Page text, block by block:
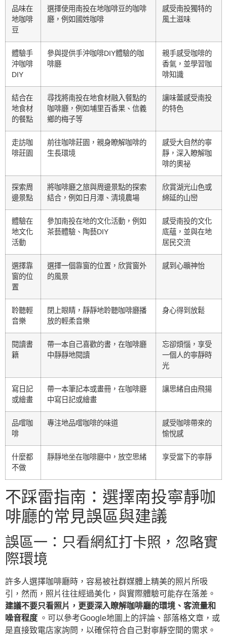
品味在
地咖啡
豆
選擇使用南投在地咖啡豆的咖啡
廳，例如國姓咖啡
感受南投獨特的
風土滋味
體驗手
沖咖啡
DIY
參與提供手沖咖啡DIY體驗的咖
啡廳
親手感受咖啡的
香氣，並學習咖
啡知識
結合在
地食材
的餐點
尋找將南投在地食材融入餐點的
咖啡廳，例如埔里百香果、信義
鄉的梅子等
讓味蕾感受南投
的特色
走訪咖
啡莊園
前往咖啡莊園，親身瞭解咖啡的
生長環境
感受大自然的寧
靜，深入瞭解咖
啡的奧祕
探索周
邊景點
將咖啡廳之旅與周邊景點的探索
結合，例如日月潭、清境農場
欣賞湖光山色或
綿延的山巒
體驗在
地文化
活動
參加南投在地的文化活動，例如
茶藝體驗、陶藝DIY
感受南投的文化
底蘊，並與在地
居民交流
選擇靠
窗的位
置
選擇一個靠窗的位置，欣賞窗外
的風景
感到心曠神怡
聆聽輕
音樂
閉上眼睛，靜靜地聆聽咖啡廳播
放的輕柔音樂
身心得到放鬆
閱讀書
籍
帶一本自己喜歡的書，在咖啡廳
中靜靜地閱讀
忘卻煩惱，享受
一個人的寧靜時
光
寫日記
或繪畫
帶一本筆記本或畫冊，在咖啡廳
中寫日記或繪畫
讓思緒自由飛揚
品嚐咖
啡
專注地品嚐咖啡的味道
感受咖啡帶來的
愉悅感
什麼都
不做
靜靜地坐在咖啡廳中，放空思緒 享受當下的寧靜
不踩雷指南：選擇南投寧靜咖
啡廳的常見誤區與建議
誤區一：只看網紅打卡照，忽略實
際環境
許多人選擇咖啡廳時，容易被社群媒體上精美的照片所吸
引，然而，照片往往經過美化，與實際體驗可能存在落差。
建議不要只看照片，更要深入瞭解咖啡廳的環境、客流量和
噪音程度 。可以參考Google地圖上的評論、部落格文章，或
是直接致電店家詢問，以確保符合自己對寧靜空間的需求。